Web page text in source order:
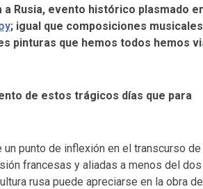
Rusia, evento histórico plasmado
; igual que composiciones
pinturas que hemos todos hemos
de estos trágicos días que para
un punto de inflexión en el transcurso
francesas y aliadas a menos del
rusa puede apreciarse en la obra de